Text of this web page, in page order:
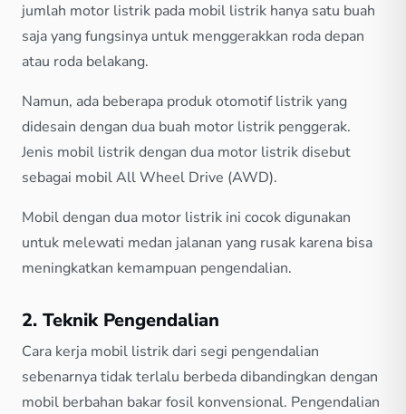
jumlah motor listrik pada mobil listrik hanya satu buah
saja yang fungsinya untuk menggerakkan roda depan
atau roda belakang.
Namun, ada beberapa produk otomotif listrik yang
didesain dengan dua buah motor listrik penggerak.
Jenis mobil listrik dengan dua motor listrik disebut
sebagai mobil All Wheel Drive (AWD).
Mobil dengan dua motor listrik ini cocok digunakan
untuk melewati medan jalanan yang rusak karena bisa
meningkatkan kemampuan pengendalian.
2. Teknik Pengendalian
Cara kerja mobil listrik dari segi pengendalian
sebenarnya tidak terlalu berbeda dibandingkan dengan
mobil berbahan bakar fosil konvensional. Pengendalian